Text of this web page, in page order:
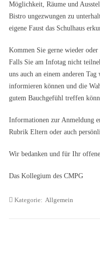
Möglichkeit, Räume und
Bistro ungezwungen zu
eigene Faust das Schulhaus
Kommen Sie gerne wieder
Falls Sie am Infotag nicht
uns auch an einem anderen
informieren können und die
gutem Bauchgefühl treffen
Informationen zur Anmeldung
Rubrik Eltern oder auch
Wir bedanken und für Ihr
Das Kollegium des CMPG
Kategorie: Allgemein